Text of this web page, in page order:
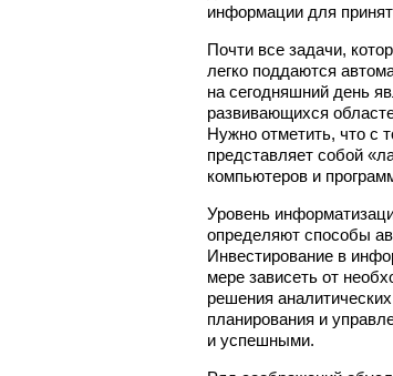
информации для
Почти все задачи,
легко поддаются
на сегодняшний день
развивающихся
Нужно отметить, что с
представляет собой
компьютеров и
Уровень
определяют способы
Инвестирование в
мере зависеть от
решения
планирования и
и успешными.